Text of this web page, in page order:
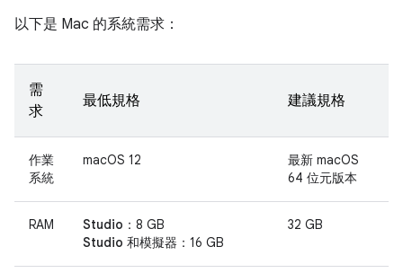
以下是 Mac 的系統需求：
需
求
最低規格 建議規格
作業
系統
macOS 12
最新 macOS
64 位元版本
RAM Studio： 8 GB
Studio 和模擬器： 16 GB
32 GB